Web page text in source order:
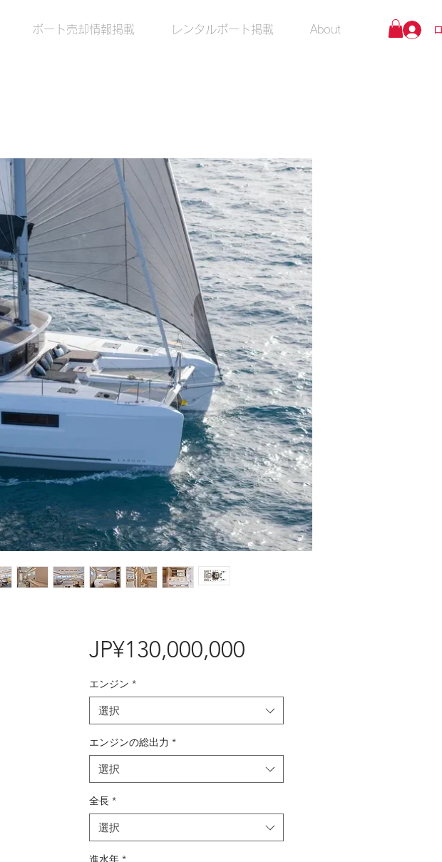
ボート売却情報掲載 レンタルボート掲載 About
JP¥130,000,000価
エンジン *
選択
エンジンの総出力 *
選択
全長 *
選択
進水年 *